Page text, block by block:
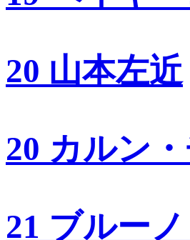
20 山本左近
20 カルン
21 ブルー